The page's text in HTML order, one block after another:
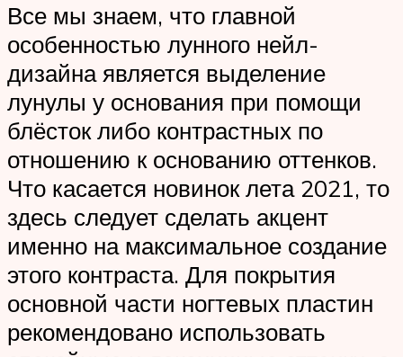
Все мы знаем, что главной
особенностью лунного нейл-
дизайна является выделение
лунулы у основания при помощи
блёсток либо контрастных по
отношению к основанию оттенков.
Что касается новинок лета 2021, то
здесь следует сделать акцент
именно на максимальное создание
этого контраста. Для покрытия
основной части ногтевых пластин
рекомендовано использовать